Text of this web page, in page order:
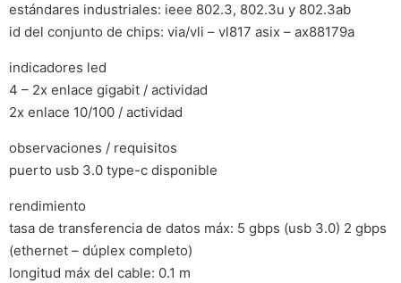
estándares industriales: ieee 802.3, 802.3u y 802.3ab
id del conjunto de chips: via/vli – vl817 asix – ax88179a
indicadores led
4 – 2x enlace gigabit / actividad
2x enlace 10/100 / actividad
observaciones / requisitos
puerto usb 3.0 type-c disponible
rendimiento
tasa de transferencia de datos máx: 5 gbps (usb 3.0) 2 gbps
(ethernet – dúplex completo)
longitud máx del cable: 0.1 m